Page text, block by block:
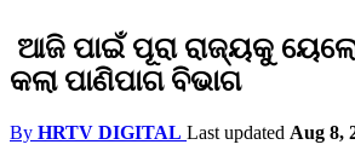
ଆଜି ପାଇଁ ପୂରା ରାଜ୍ୟକୁ
କଲା ପାଣିପାଗ ବିଭାଗ
By HRTV DIGITAL Last updated Aug 8,